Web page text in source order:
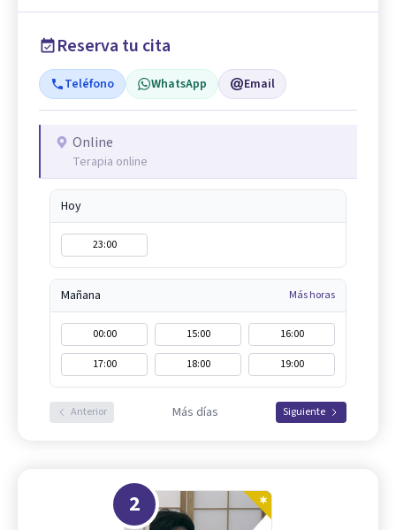
Reserva tu cita
Teléfono WhatsApp Email
Online
Terapia online
Hoy
23:00
Mañana Más horas
00:00 15:00
16:00
17:00
18:00 19:00
Anterior Más días Siguiente
2